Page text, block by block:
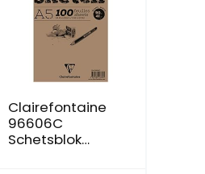
Clairefontaine
96606C
Schetsblok